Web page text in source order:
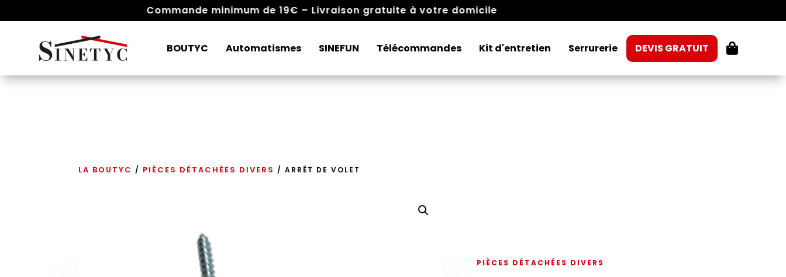
Commande minimum de 19€ – Livraison gratuite à votre domicile
BOUTYC Automatismes SINEFUN Télécommandes Kit d'entretien Serrurerie DEVIS GRATUIT 
LA BOUTYC / PIÈCES DÉTACHÉES DIVERS / ARRÊT DE VOLET
PIÈCES DÉTACHÉES DIVERS